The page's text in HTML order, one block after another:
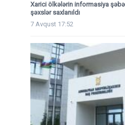
Xarici ölkələrin informasiya
şəxslər saxlanıldı
7 Avqust 17:52